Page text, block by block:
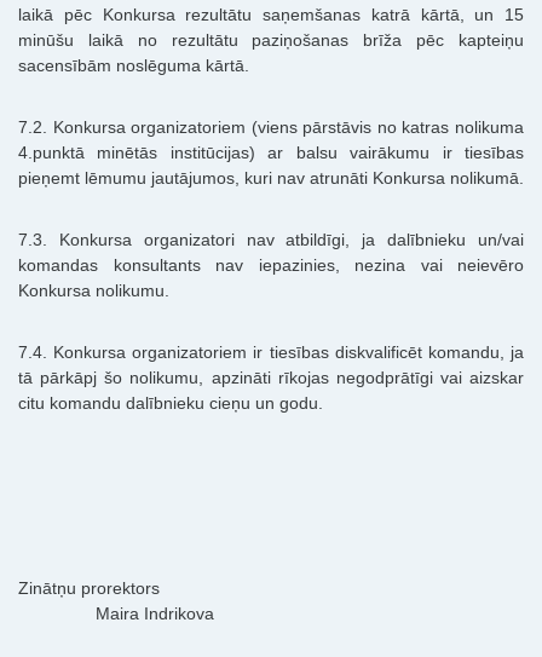
laikā pēc Konkursa rezultātu saņemšanas katrā kārtā, un 15
minūšu laikā no rezultātu paziņošanas brīža pēc kapteiņu
sacensībām noslēguma kārtā.
7.2. Konkursa organizatoriem (viens pārstāvis no katras nolikuma
4.punktā minētās institūcijas) ar balsu vairākumu ir tiesības
pieņemt lēmumu jautājumos, kuri nav atrunāti Konkursa nolikumā.
7.3. Konkursa organizatori nav atbildīgi, ja dalībnieku un/vai
komandas konsultants nav iepazinies, nezina vai neievēro
Konkursa nolikumu.
7.4. Konkursa organizatoriem ir tiesības diskvalificēt komandu, ja
tā pārkāpj šo nolikumu, apzināti rīkojas negodprātīgi vai aizskar
citu komandu dalībnieku cieņu un godu.
Zinātņu prorektors
Maira Indrikova